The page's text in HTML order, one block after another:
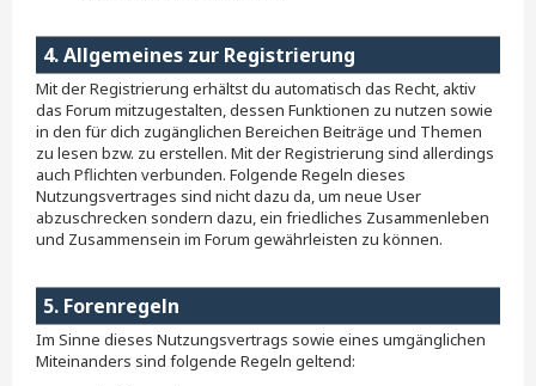
4. Allgemeines zur Registrierung
Mit der Registrierung erhältst du automatisch das Recht, aktiv
das Forum mitzugestalten, dessen Funktionen zu nutzen sowie
in den für dich zugänglichen Bereichen Beiträge und Themen
zu lesen bzw. zu erstellen. Mit der Registrierung sind allerdings
auch Pflichten verbunden. Folgende Regeln dieses
Nutzungsvertrages sind nicht dazu da, um neue User
abzuschrecken sondern dazu, ein friedliches Zusammenleben
und Zusammensein im Forum gewährleisten zu können.
5. Forenregeln
Im Sinne dieses Nutzungsvertrags sowie eines umgänglichen
Miteinanders sind folgende Regeln geltend: